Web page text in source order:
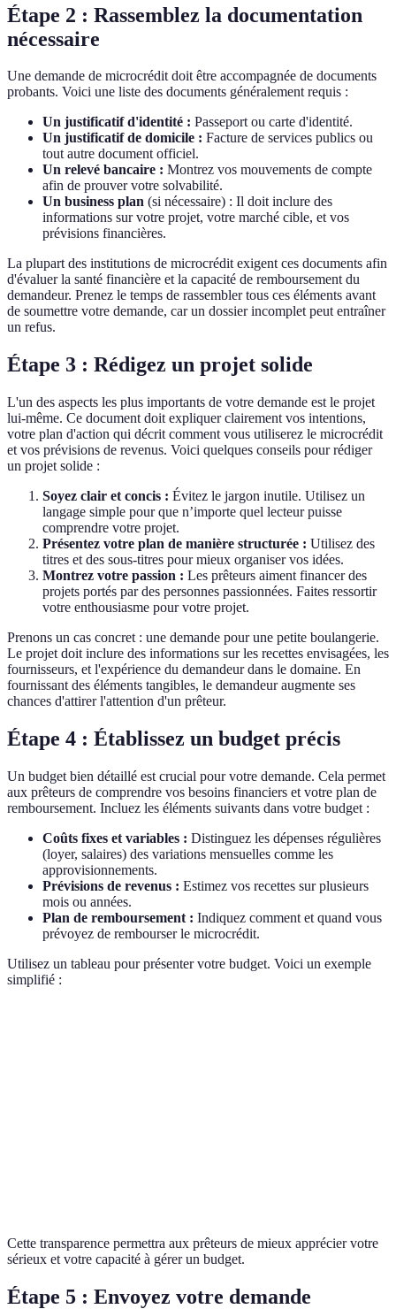
Étape 2 : Rassemblez la documentation
nécessaire
Une demande de microcrédit doit être accompagnée de documents
probants. Voici une liste des documents généralement requis :
Un justificatif d'identité : Passeport ou carte d'identité.
Un justificatif de domicile : Facture de services publics ou
tout autre document officiel.
Un relevé bancaire : Montrez vos mouvements de compte
afin de prouver votre solvabilité.
Un business plan (si nécessaire) : Il doit inclure des
informations sur votre projet, votre marché cible, et vos
prévisions financières.
La plupart des institutions de microcrédit exigent ces documents afin
d'évaluer la santé financière et la capacité de remboursement du
demandeur. Prenez le temps de rassembler tous ces éléments avant
de soumettre votre demande, car un dossier incomplet peut entraîner
un refus.
Étape 3 : Rédigez un projet solide
L'un des aspects les plus importants de votre demande est le projet
lui-même. Ce document doit expliquer clairement vos intentions,
votre plan d'action qui décrit comment vous utiliserez le microcrédit
et vos prévisions de revenus. Voici quelques conseils pour rédiger
un projet solide :
Soyez clair et concis : Évitez le jargon inutile. Utilisez un
langage simple pour que n’importe quel lecteur puisse
comprendre votre projet.
Présentez votre plan de manière structurée : Utilisez des
titres et des sous-titres pour mieux organiser vos idées.
Montrez votre passion : Les prêteurs aiment financer des
projets portés par des personnes passionnées. Faites ressortir
votre enthousiasme pour votre projet.
Prenons un cas concret : une demande pour une petite boulangerie.
Le projet doit inclure des informations sur les recettes envisagées, les
fournisseurs, et l'expérience du demandeur dans le domaine. En
fournissant des éléments tangibles, le demandeur augmente ses
chances d'attirer l'attention d'un prêteur.
Étape 4 : Établissez un budget précis
Un budget bien détaillé est crucial pour votre demande. Cela permet
aux prêteurs de comprendre vos besoins financiers et votre plan de
remboursement. Incluez les éléments suivants dans votre budget :
Coûts fixes et variables : Distinguez les dépenses régulières
(loyer, salaires) des variations mensuelles comme les
approvisionnements.
Prévisions de revenus : Estimez vos recettes sur plusieurs
mois ou années.
Plan de remboursement : Indiquez comment et quand vous
prévoyez de rembourser le microcrédit.
Utilisez un tableau pour présenter votre budget. Voici un exemple
simplifié :
Cette transparence permettra aux prêteurs de mieux apprécier votre
sérieux et votre capacité à gérer un budget.
Étape 5 : Envoyez votre demande